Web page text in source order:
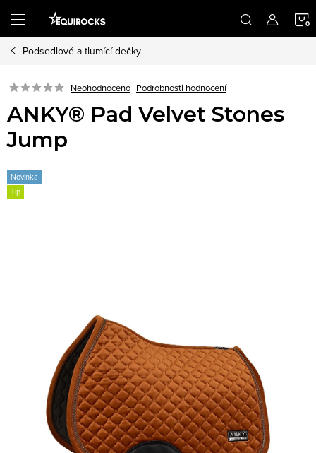
obsah
Podsedlové a tlumící dečky
Neohodnoceno Podrobnosti hodnocení
ANKY® Pad Velvet Stones
Jump
Novinka
Tip